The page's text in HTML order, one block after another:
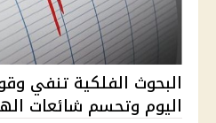
البحوث الفلكية تنفي
اليوم وتحسم شائعات